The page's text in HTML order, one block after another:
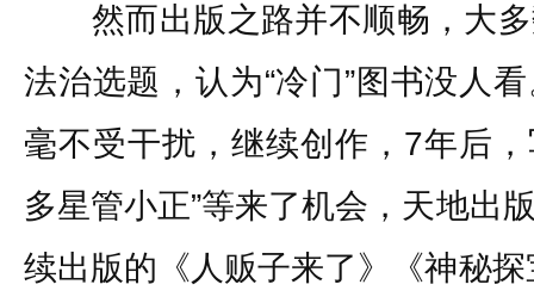
然而出版之路并不顺畅，大多
法治选题，认为“冷门”图书没人
毫不受干扰，继续创作，7年后
多星管小正”等来了机会，天地出
续出版的《人贩子来了》《神秘